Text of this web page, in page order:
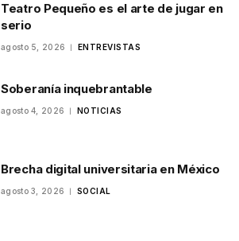
Teatro Pequeño es el arte de jugar en
serio
agosto 5, 2026 ENTREVISTAS
Soberanía inquebrantable
agosto 4, 2026 NOTICIAS
Brecha digital universitaria en México
agosto 3, 2026 SOCIAL